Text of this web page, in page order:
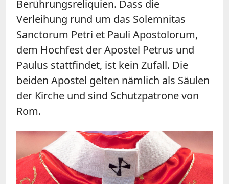
Berührungsreliquien. Dass die
Verleihung rund um das Solemnitas
Sanctorum Petri et Pauli Apostolorum,
dem Hochfest der Apostel Petrus und
Paulus stattfindet, ist kein Zufall. Die
beiden Apostel gelten nämlich als Säulen
der Kirche und sind Schutzpatrone von
Rom.